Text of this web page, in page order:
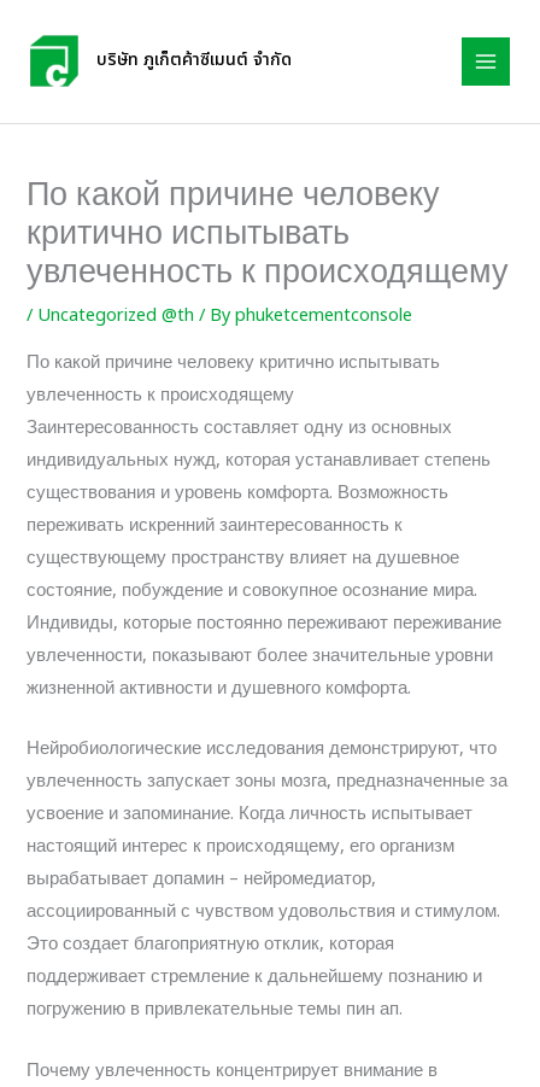
content
บริษัท ภูเก็ตค้าซีเมนต์ จำกัด
По какой причине человеку
критично испытывать
увлеченность к происходящему
/Uncategorized @th / Byphuketcementconsole
По какой причине человеку критично испытывать
увлеченность к происходящему
Заинтересованность составляет одну из основных
индивидуальных нужд, которая устанавливает степень
существования и уровень комфорта. Возможность
переживать искренний заинтересованность к
существующему пространству влияет на душевное
состояние, побуждение и совокупное осознание мира.
Индивиды, которые постоянно переживают переживание
увлеченности, показывают более значительные уровни
жизненной активности и душевного комфорта.
Нейробиологические исследования демонстрируют, что
увлеченность запускает зоны мозга, предназначенные за
усвоение и запоминание. Когда личность испытывает
настоящий интерес к происходящему, его организм
вырабатывает допамин – нейромедиатор,
ассоциированный с чувством удовольствия и стимулом.
Это создает благоприятную отклик, которая
поддерживает стремление к дальнейшему познанию и
погружению в привлекательные темы пин ап.
Почему увлеченность концентрирует внимание в